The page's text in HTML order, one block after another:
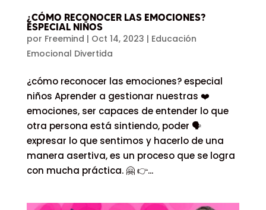
¿CÓMO RECONOCER LAS EMOCIONES?
ESPECIAL NIÑOS
por Freemind | Oct 14, 2023 | Educación
Emocional Divertida
¿cómo reconocer las emociones? especial
niños Aprender a gestionar nuestras ❤️
emociones, ser capaces de entender lo que
otra persona está sintiendo, poder 🗣
expresar lo que sentimos y hacerlo de una
manera asertiva, es un proceso que se logra
con mucha práctica. 🤗 👉...